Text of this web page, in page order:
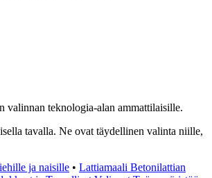
valinnan teknologia-alan ammattilaisille.
tavalla. Ne ovat täydellinen valinta niille,
ja naisille • Lattiamaali Betonilattian